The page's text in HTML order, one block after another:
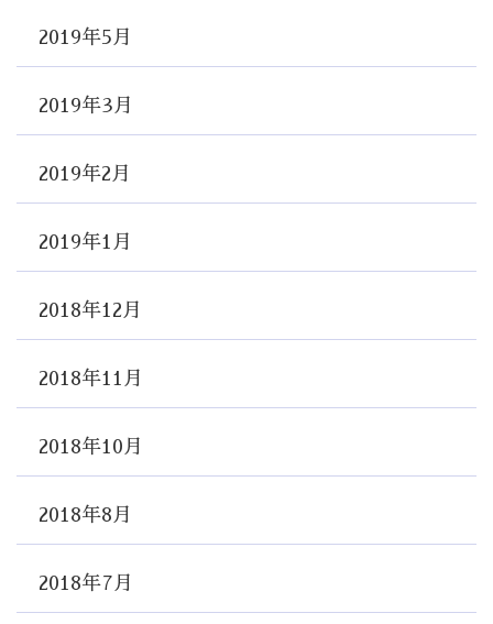
2019年5月
2019年3月
2019年2月
2019年1月
2018年12月
2018年11月
2018年10月
2018年8月
2018年7月